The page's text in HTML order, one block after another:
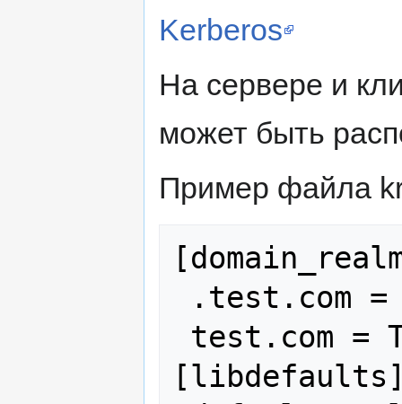
Kerberos
На сервере и
может быть
Пример файла